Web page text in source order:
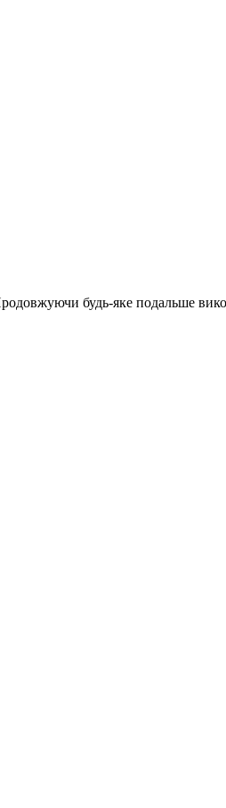
будь-яке подальше